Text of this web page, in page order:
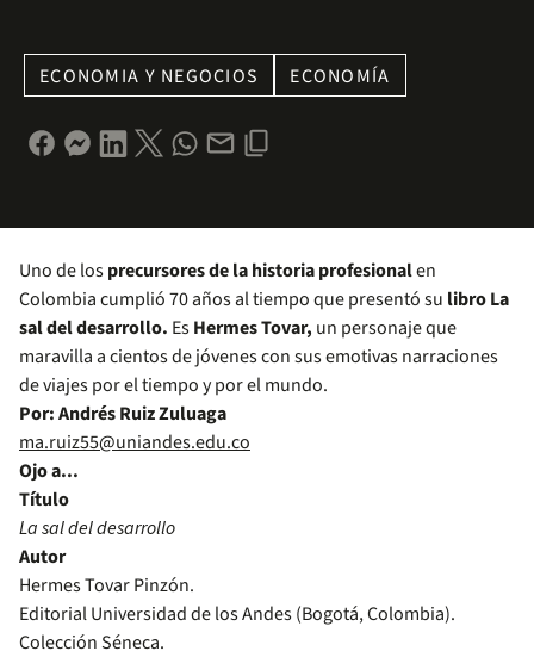
ECONOMIA Y NEGOCIOS ECONOMÍA
Uno de losprecursores de la historia profesionalen
Colombia cumplió 70 años al tiempo que presentó su libro La
sal del desarrollo. EsHermes Tovar, un personaje que
maravilla a cientos de jóvenes con sus emotivas narraciones
de viajes por el tiempo y por el mundo.
Por: Andrés Ruiz Zuluaga
ma.ruiz55@uniandes.edu.co
Ojo a...
Título
La sal del desarrollo
Autor
Hermes Tovar Pinzón.
Editorial Universidad de los Andes (Bogotá, Colombia).
Colección Séneca.